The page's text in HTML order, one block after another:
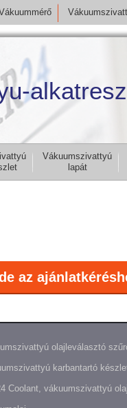
Vákuumszivattyú
lapát
az
olajleválasztó
karbantartó
Coolant, vákuumszivattyú